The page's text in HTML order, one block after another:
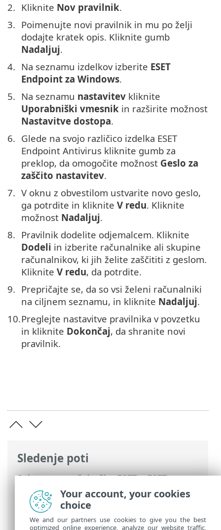
Sledenje poti
Spletna pomoč družbe ESET>ESET
Endpoint Antivirus>Dokumentacija za
na daljavo upravljane delovne postaje
Zaščita nastavitev z geslom
Kliknite Nov pravilnik.
Poimenujte novi pravilnik in mu po želji
dodajte kratek opis. Kliknite gumb
Nadaljuj.
Na seznamu izdelkov izberite ESET
Endpoint za Windows.
Na seznamu nastavitev kliknite
Uporabniški vmesnik in razširite možnost
Nastavitve dostopa.
Glede na svojo različico izdelka ESET
Endpoint Antivirus kliknite gumb za
preklop, da omogočite možnost Geslo za
zaščito nastavitev.
V oknu z obvestilom ustvarite novo geslo,
ga potrdite in kliknite V redu. Kliknite
možnost Nadaljuj.
Pravilnik dodelite odjemalcem. Kliknite
Dodeli in izberite računalnike ali skupine
računalnikov, ki jih želite zaščititi z geslom.
Kliknite V redu, da potrdite.
Prepričajte se, da so vsi želeni računalniki
na ciljnem seznamu, in kliknite Nadaljuj.
Preglejte nastavitve pravilnika v povzetku
in kliknite Dokončaj, da shranite novi
pravilnik.
Your account, your cookies
choice
We and our partners use cookies to give you the best
optimized online experience, analyze our website traffic,